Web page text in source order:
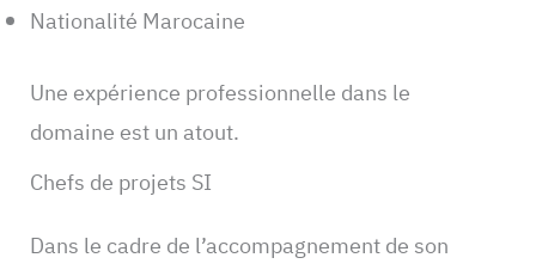
Nationalité Marocaine
Une expérience professionnelle dans le
domaine est un atout.
Chefs de projets SI
Dans le cadre de l’accompagnement de son